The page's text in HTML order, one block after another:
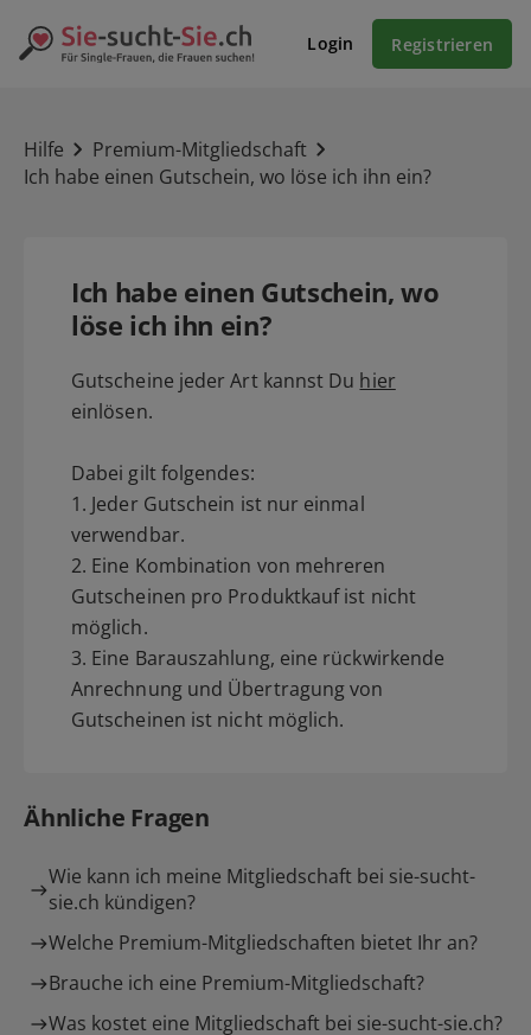
Login Registrieren
Hilfe
Premium-Mitgliedschaft
Ich habe einen Gutschein, wo löse ich ihn ein?
Ich habe einen Gutschein, wo
löse ich ihn ein?
Gutscheine jeder Art kannst Du hier
einlösen.
Dabei gilt folgendes:
1. Jeder Gutschein ist nur einmal
verwendbar.
2. Eine Kombination von mehreren
Gutscheinen pro Produktkauf ist nicht
möglich.
3. Eine Barauszahlung, eine rückwirkende
Anrechnung und Übertragung von
Gutscheinen ist nicht möglich.
Ähnliche Fragen
Wie kann ich meine Mitgliedschaft bei sie-sucht-
sie.ch kündigen?
Welche Premium-Mitgliedschaften bietet Ihr an?
Brauche ich eine Premium-Mitgliedschaft?
Was kostet eine Mitgliedschaft bei sie-sucht-sie.ch?